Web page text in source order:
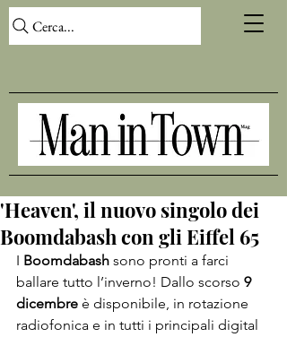
Cerca...
'Heaven', il nuovo singolo dei
Boomdabash con gli Eiffel 65
I Boomdabash sono pronti a farci
ballare tutto l’inverno! Dallo scorso 9
dicembre è disponibile, in rotazione
radiofonica e in tutti i principali digital